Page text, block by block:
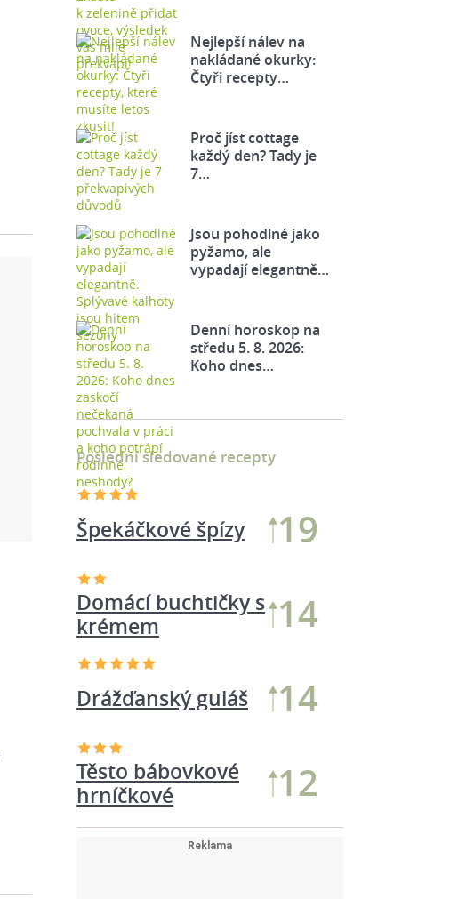
Nejlepší nálev na
nakládané okurky:
Čtyři recepty…
Proč jíst cottage
každý den? Tady je
7…
Jsou pohodlné jako
pyžamo, ale
vypadají elegantně…
Denní horoskop na
středu 5. 8. 2026:
Koho dnes…
Poslední sledované recepty
Drážďanský guláš 14
Špekáčkové špízy 19
Domácí buchtičky s
krémem
14
Těsto bábovkové
hrníčkové
12